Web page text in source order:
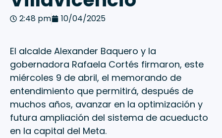
2:48 pm 10/04/2025
El alcalde Alexander Baquero y la
gobernadora Rafaela Cortés firmaron, este
miércoles 9 de abril, el memorando de
entendimiento que permitirá, después de
muchos años, avanzar en la optimización y
futura ampliación del sistema de acueducto
en la capital del Meta.